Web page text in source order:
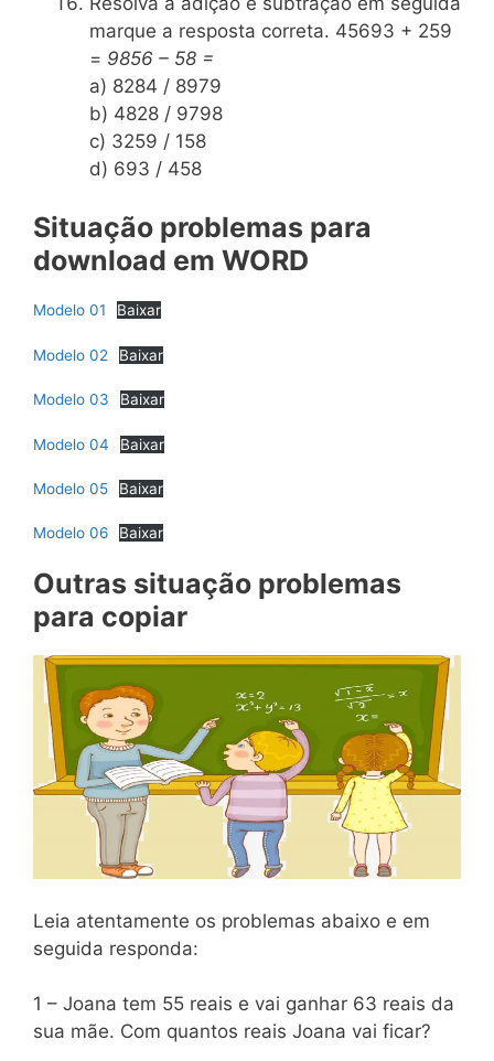
marque a resposta correta. 45693 + 259
= 9856 – 58 =
a) 8284 / 8979
b) 4828 / 9798
c) 3259 / 158
d) 693 / 458
Situação problemas para
download em WORD
Modelo 01 Baixar
Modelo 02 Baixar
Modelo 03 Baixar
Modelo 04 Baixar
Modelo 05 Baixar
Modelo 06 Baixar
Outras situação problemas
para copiar
Leia atentamente os problemas abaixo e em
seguida responda:
1 – Joana tem 55 reais e vai ganhar 63 reais da
sua mãe. Com quantos reais Joana vai ficar?